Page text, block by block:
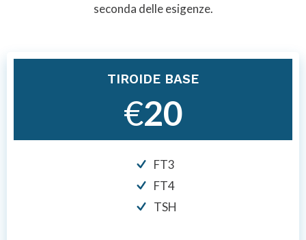
seconda delle esigenze.
TIROIDE BASE
€20
FT3
FT4
TSH